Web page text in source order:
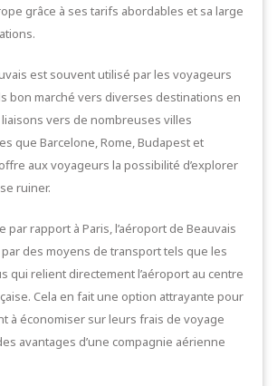
grâce à ses tarifs abordables et sa large
est souvent utilisé par les voyageurs
bon marché vers diverses destinations en
vers de nombreuses villes
que Barcelone, Rome, Budapest et
aux voyageurs la possibilité d’explorer
ruiner.
par rapport à Paris, l’aéroport de Beauvais
des moyens de transport tels que les
qui relient directement l’aéroport au centre
Cela en fait une option attrayante pour
à économiser sur leurs frais de voyage
avantages d’une compagnie aérienne